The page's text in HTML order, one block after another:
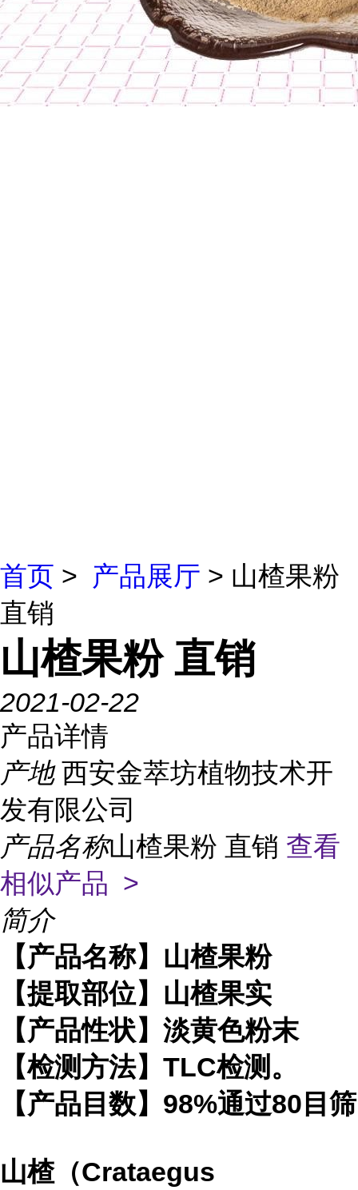
首页 > 产品展厅 > 山楂果粉
直销
山楂果粉 直销
2021-02-22
产品详情
产地 西安金萃坊植物技术开
发有限公司
产品名称山楂果粉 直销 查看
相似产品 >
简介
【产品名称】山楂果粉
【提取部位】山楂果实
【产品性状】淡黄色粉末
【检测方法】TLC检测。
【产品目数】98%通过80目筛
山楂（Crataegus